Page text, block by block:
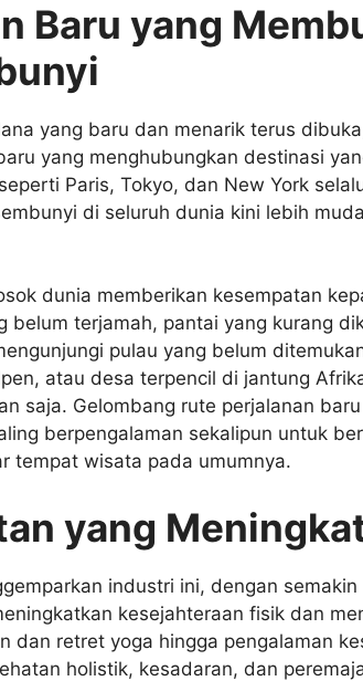
Baru yang
yang baru dan menarik terus
yang menghubungkan destinasi
Paris, Tokyo, dan New York
di seluruh dunia kini lebih
dunia memberikan kesempatan
belum terjamah, pantai yang kurang
pulau yang belum
atau desa terpencil di jantung
saja. Gelombang rute perjalanan
berpengalaman sekalipun untuk
tempat wisata pada umumnya.
yang
industri ini, dengan
kesejahteraan fisik dan
dan retret yoga hingga pengalaman
holistik, kesadaran, dan